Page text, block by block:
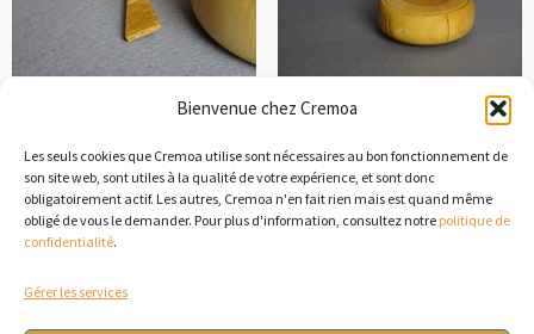
Bienvenue chez Cremoa
Les seuls cookies que Cremoa utilise sont nécessaires au bon fonctionnement de
son site web, sont utiles à la qualité de votre expérience, et sont donc
obligatoirement actif. Les autres, Cremoa n'en fait rien mais est quand même
obligé de vous le demander. Pour plus d'information, consultez notre politique de
confidentialité.
Gérer les services
Boucles d’oreilles – Modèle
22,00 €
Ajouter au panier
Présentoir
17,00€
Découvrir